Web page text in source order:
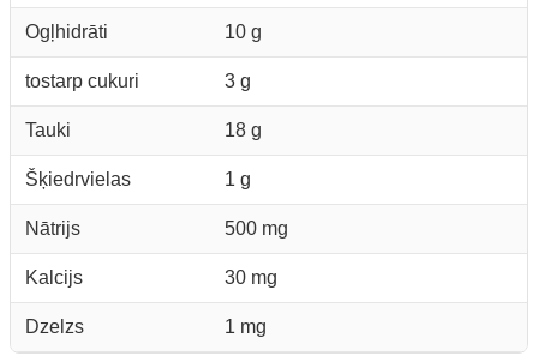
Ogļhidrāti 10 g
tostarp cukuri 3 g
Tauki 18 g
Šķiedrvielas 1 g
Nātrijs 500 mg
Kalcijs 30 mg
Dzelzs 1 mg